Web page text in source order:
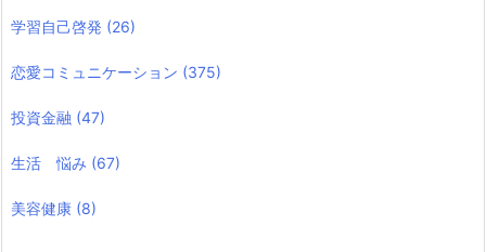
学習自己啓発 (26)
恋愛コミュニケーション (375)
投資金融 (47)
生活 悩み (67)
美容健康 (8)